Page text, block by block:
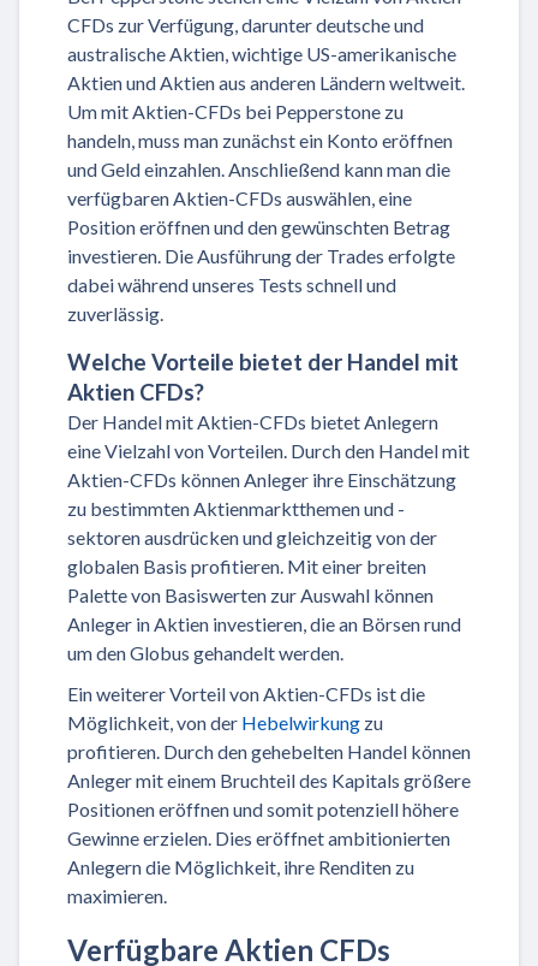
CFDs zur Verfügung, darunter deutsche und
australische Aktien, wichtige US-amerikanische
Aktien und Aktien aus anderen Ländern weltweit.
Um mit Aktien-CFDs bei Pepperstone zu
handeln, muss man zunächst ein Konto eröffnen
und Geld einzahlen. Anschließend kann man die
verfügbaren Aktien-CFDs auswählen, eine
Position eröffnen und den gewünschten Betrag
investieren. Die Ausführung der Trades erfolgte
dabei während unseres Tests schnell und
zuverlässig.
Welche Vorteile bietet der Handel mit
Aktien CFDs?
Der Handel mit Aktien-CFDs bietet Anlegern
eine Vielzahl von Vorteilen. Durch den Handel mit
Aktien-CFDs können Anleger ihre Einschätzung
zu bestimmten Aktienmarktthemen und -
sektoren ausdrücken und gleichzeitig von der
globalen Basis profitieren. Mit einer breiten
Palette von Basiswerten zur Auswahl können
Anleger in Aktien investieren, die an Börsen rund
um den Globus gehandelt werden.
Ein weiterer Vorteil von Aktien-CFDs ist die
Möglichkeit, von der Hebelwirkung zu
profitieren. Durch den gehebelten Handel können
Anleger mit einem Bruchteil des Kapitals größere
Positionen eröffnen und somit potenziell höhere
Gewinne erzielen. Dies eröffnet ambitionierten
Anlegern die Möglichkeit, ihre Renditen zu
maximieren.
Verfügbare Aktien CFDs